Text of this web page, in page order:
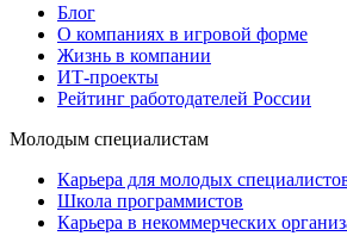
Блог
О компаниях в игровой форме
Жизнь в компании
ИТ-проекты
Рейтинг работодателей России
Молодым специалистам
Карьера для молодых
Школа программистов
Карьера в некоммерческих